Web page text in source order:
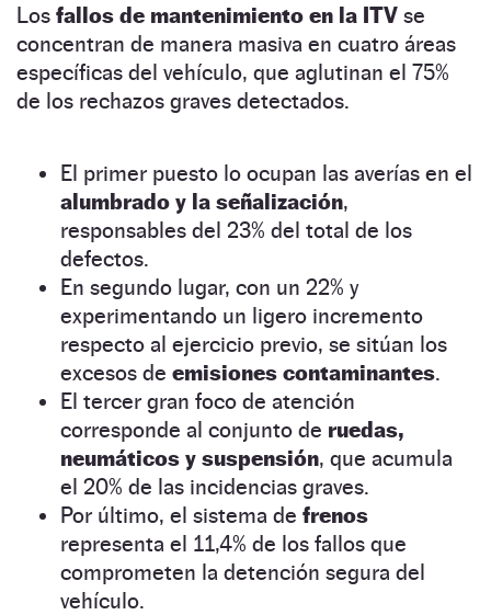
Los fallos de mantenimiento en la ITV se
concentran de manera masiva en cuatro áreas
específicas del vehículo, que aglutinan el 75%
de los rechazos graves detectados.
El primer puesto lo ocupan las averías en el
alumbrado y la señalización,
responsables del 23% del total de los
defectos.
En segundo lugar, con un 22% y
experimentando un ligero incremento
respecto al ejercicio previo, se sitúan los
excesos de emisiones contaminantes.
El tercer gran foco de atención
corresponde al conjunto de ruedas,
neumáticos y suspensión, que acumula
el 20% de las incidencias graves.
Por último, el sistema de frenos
representa el 11,4% de los fallos que
comprometen la detención segura del
vehículo.